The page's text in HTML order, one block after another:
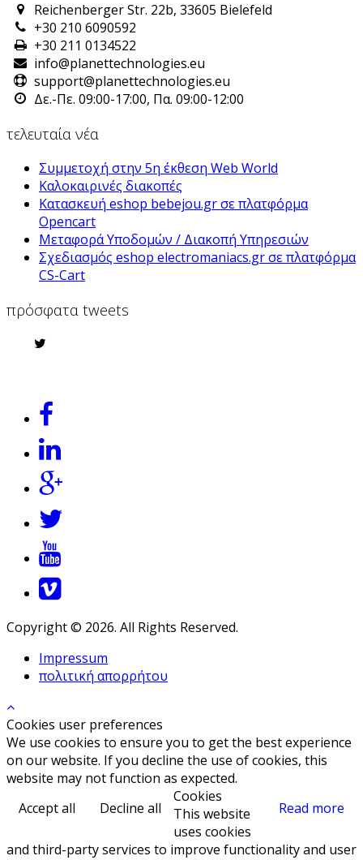
Reichenberger Str. 22b, 33605 Bielefeld
+30 210 6090592
+30 211 0134522
info@planettechnologies.eu
support@planettechnologies.eu
Δε.-Πε. 09:00-17:00, Πα. 09:00-12:00
τελευταία νέα
Συμμετοχή στην 5η έκθεση Web World
Καλοκαιρινές διακοπές
Κατασκευή eshop bebejou.gr σε πλατφόρμα
Opencart
Μεταφορά Υποδομών / Διακοπή Υπηρεσιών
Σχεδιασμός eshop electromaniacs.gr σε πλατφόρμα
CS-Cart
πρόσφατα tweets
Copyright © 2026. All Rights Reserved.
Impressum
πολιτική απορρήτου
Cookies user preferences
We use cookies to ensure you to get the best experience
on our website. If you decline the use of cookies, this
website may not function as expected.
Accept all
Decline all Read more
Cookies
This website
uses cookies
and third-party services to improve functionality and user